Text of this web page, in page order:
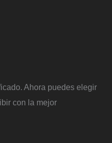
Ahora puedes elegir
con la mejor